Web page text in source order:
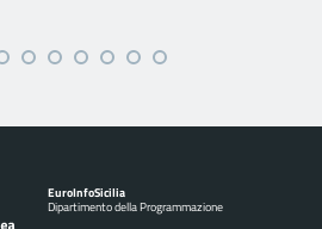
EuroInfoSicilia
Dipartimento della Programmazione